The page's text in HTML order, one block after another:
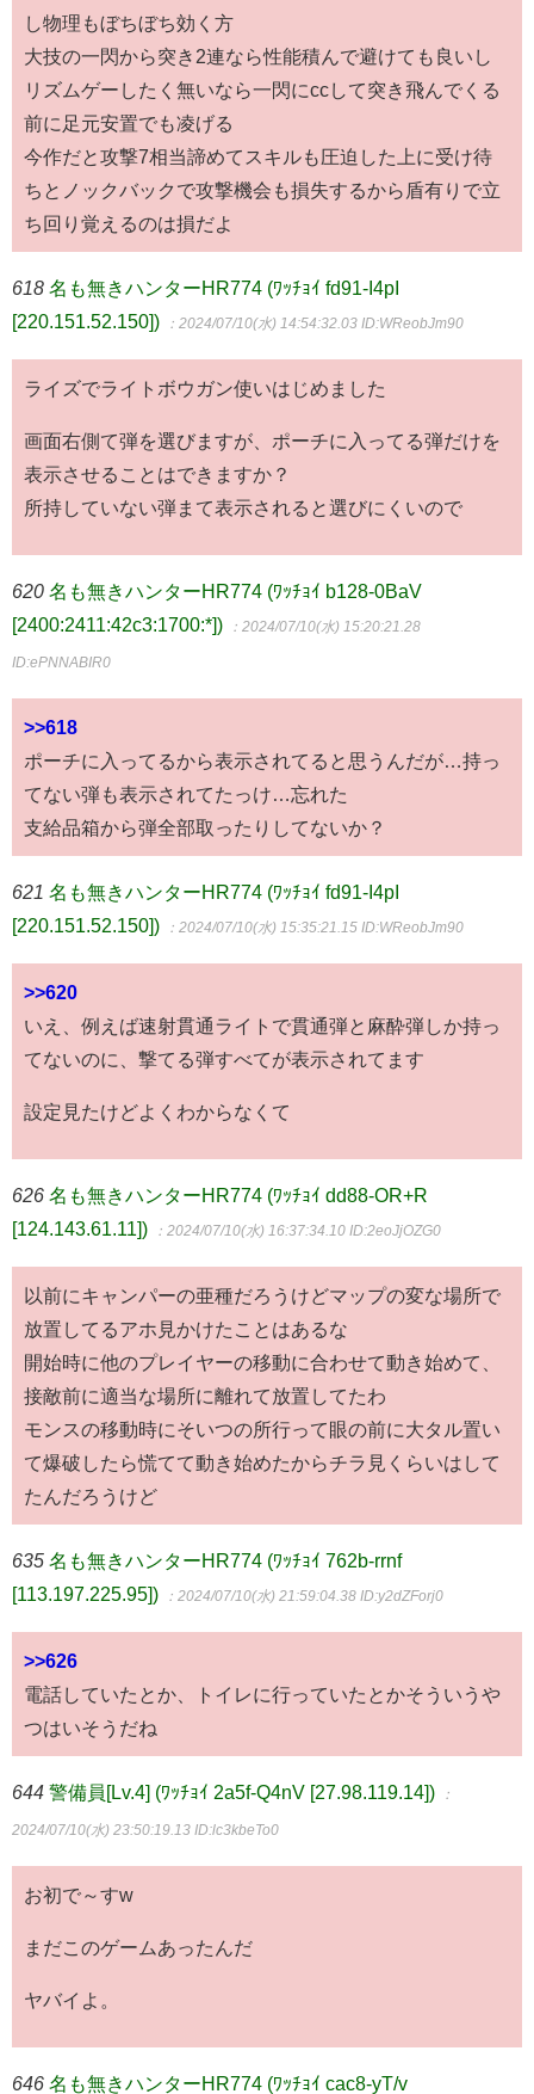
し物理もぼちぼち効く方
大技の一閃から突き2連なら性能積んで避けても良いし
リズムゲーしたく無いなら一閃にccして突き飛んでくる
前に足元安置でも凌げる
今作だと攻撃7相当諦めてスキルも圧迫した上に受け待
ちとノックバックで攻撃機会も損失するから盾有りで立
ち回り覚えるのは損だよ
618 名も無きハンターHR774 (ﾜｯﾁｮｲ fd91-I4pI
[220.151.52.150])
：2024/07/10(水) 14:54:32.03 ID:WReobJm90
ライズでライトボウガン使いはじめました
画面右側て弾を選びますが、ポーチに入ってる弾だけを
表示させることはできますか？
所持していない弾まて表示されると選びにくいので
620 名も無きハンターHR774 (ﾜｯﾁｮｲ b128-0BaV
[2400:2411:42c3:1700:*])
：2024/07/10(水) 15:20:21.28
ID:ePNNABIR0
>>618
ポーチに入ってるから表示されてると思うんだが…持っ
てない弾も表示されてたっけ…忘れた
支給品箱から弾全部取ったりしてないか？
621 名も無きハンターHR774 (ﾜｯﾁｮｲ fd91-I4pI
[220.151.52.150])
：2024/07/10(水) 15:35:21.15 ID:WReobJm90
>>620
いえ、例えば速射貫通ライトで貫通弾と麻酔弾しか持っ
てないのに、撃てる弾すべてが表示されてます
設定見たけどよくわからなくて
626 名も無きハンターHR774 (ﾜｯﾁｮｲ dd88-OR+R
[124.143.61.11])
：2024/07/10(水) 16:37:34.10 ID:2eoJjOZG0
以前にキャンパーの亜種だろうけどマップの変な場所で
放置してるアホ見かけたことはあるな
開始時に他のプレイヤーの移動に合わせて動き始めて、
接敵前に適当な場所に離れて放置してたわ
モンスの移動時にそいつの所行って眼の前に大タル置い
て爆破したら慌てて動き始めたからチラ見くらいはして
たんだろうけど
635 名も無きハンターHR774 (ﾜｯﾁｮｲ 762b-rrnf
[113.197.225.95])
：2024/07/10(水) 21:59:04.38 ID:y2dZForj0
>>626
電話していたとか、トイレに行っていたとかそういうや
つはいそうだね
644 警備員[Lv.4] (ﾜｯﾁｮｲ 2a5f-Q4nV [27.98.119.14]) ：
2024/07/10(水) 23:50:19.13 ID:lc3kbeTo0
お初で～すw
まだこのゲームあったんだ
ヤバイよ。
646 名も無きハンターHR774 (ﾜｯﾁｮｲ cac8-yT/v